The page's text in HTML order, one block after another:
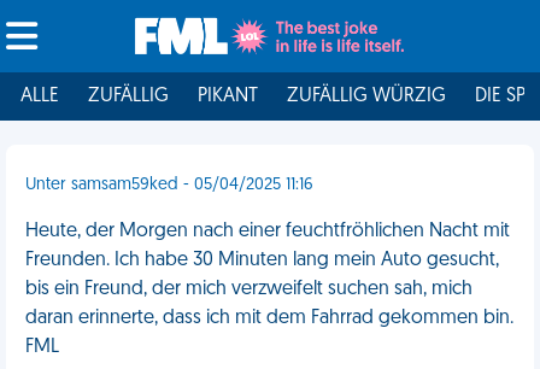
ALLE ZUFÄLLIG PIKANT ZUFÄLLIG WÜRZIG DIE
Unter samsam59ked - 05/04/2025 11:16
Heute, der Morgen nach einer feuchtfröhlichen Nacht mit
Freunden. Ich habe 30 Minuten lang mein Auto gesucht,
bis ein Freund, der mich verzweifelt suchen sah, mich
daran erinnerte, dass ich mit dem Fahrrad gekommen bin.
FML